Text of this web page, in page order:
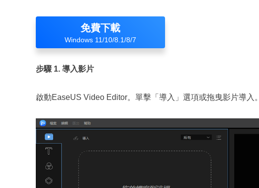
免費下載
Windows 11/10/8.1/8/7
步驟 1. 導入影片
啟動EaseUS Video Editor。單擊「導入」選項或拖曳影片導入。